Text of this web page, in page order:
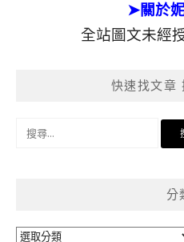
➤關於
全站圖文未經
快速找文章
分
分